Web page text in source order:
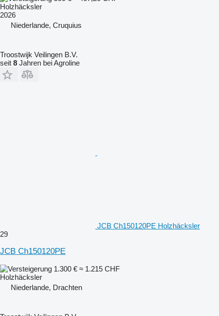
Holzhäcksler
2026
Niederlande, Cruquius
Troostwijk Veilingen B.V.
seit 8 Jahren bei Agroline
JCB Ch150120PE Holzhäcksler
29
JCB Ch150120PE
1.300 € ≈ 1.215 CHF
Holzhäcksler
Niederlande, Drachten